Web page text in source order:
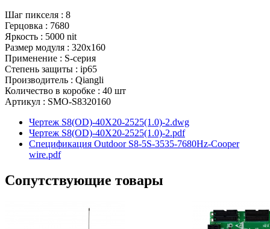
Шаг пикселя : 8
Герцовка : 7680
Яркость : 5000 nit
Размер модуля : 320x160
Применение : S-серия
Степень защиты : ip65
Производитель : Qiangli
Количество в коробке : 40 шт
Артикул : SMO-S8320160
Чертеж S8(OD)-40X20-2525(1.0)-2.dwg
Чертеж S8(OD)-40X20-2525(1.0)-2.pdf
Спецификация Outdoor S8-5S-3535-7680Hz-Cooper
wire.pdf
Сопутствующие товары